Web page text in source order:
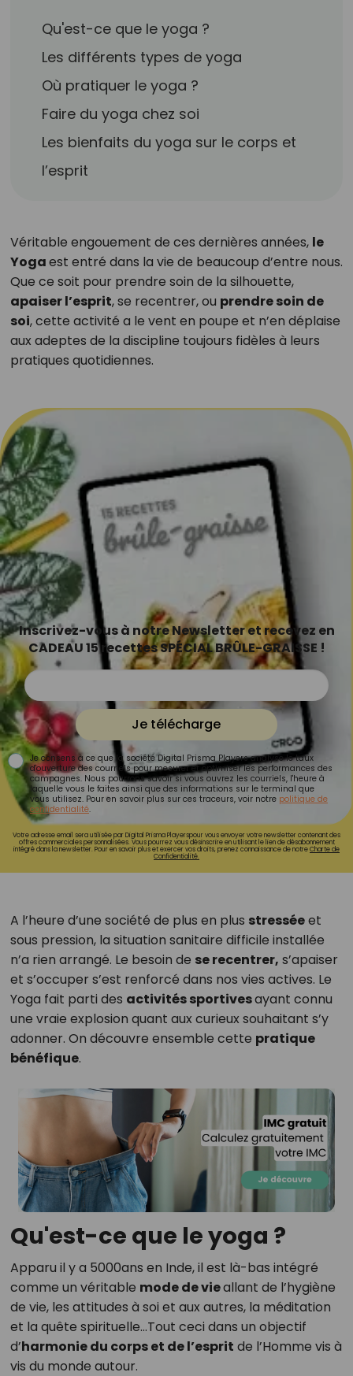
Qu'est-ce que le yoga ?
Les différents types de yoga
Où pratiquer le yoga ?
Faire du yoga chez soi
Les bienfaits du yoga sur le corps et
l’esprit
Véritable engouement de ces dernières années, le
Yogaest entré dans la vie de beaucoup d’entre nous.
Que ce soit pour prendre soin de la silhouette,
apaiser l’esprit, se recentrer, ou prendre soin de
soi, cette activité a le vent en poupe et n’en déplaise
aux adeptes de la discipline toujours fidèles à leurs
pratiques quotidiennes.
Inscrivez-vous à notre Newsletter et recevez en
CADEAU 15 recettes SPÉCIAL BRÛLE-GRAISSE !
Je télécharge
Je consens à ce que la société Digital Prisma Players analyse le taux
d'ouverture des courriels pour mesurer et optimiser les performances des
campagnes. Nous pourrons savoir si vous ouvrez les courriels, l'heure à
laquelle vous le faites ainsi que des informations sur le terminal que
vous utilisez. Pour en savoir plus sur ces traceurs, voir notre politique de
confidentialité.
Votre adresse email sera utilisée par Digital Prisma Playerspour vous envoyer votre newsletter contenant des
offres commerciales personnalisées. Vous pourrez vous désinscrire en utilisant le lien de désabonnement
intégré dans la newsletter. Pour en savoir plus et exercer vos droits, prenez connaissance de notreCharte de
Confidentialité.
A l’heure d’une société de plus en plus stresséeet
sous pression, la situation sanitaire difficile installée
n’a rien arrangé. Le besoin de se recentrer, s’apaiser
et s’occuper s’est renforcé dans nos vies actives. Le
Yoga fait parti des activités sportivesayant connu
une vraie explosion quant aux curieux souhaitant s’y
adonner. On découvre ensemble cette pratique
bénéfique.
Qu'est-ce que le yoga ?
Apparu il y a 5000ans en Inde, il est là-bas intégré
comme un véritable mode de vieallant de l’hygiène
de vie, les attitudes à soi et aux autres, la méditation
et la quête spirituelle…Tout ceci dans un objectif
d’harmonie du corps et de l’esprit de l’Homme vis à
vis du monde autour.